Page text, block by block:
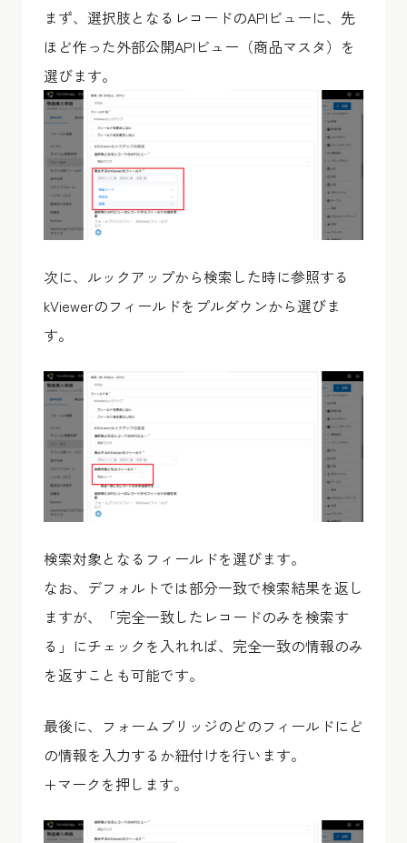
まず、選択肢となるレコードのAPIビューに、先
ほど作った外部公開APIビュー（商品マスタ）を
選びます。
次に、ルックアップから検索した時に参照する
kViewerのフィールドをプルダウンから選びま
す。
検索対象となるフィールドを選びます。
なお、デフォルトでは部分一致で検索結果を返し
ますが、「完全一致したレコードのみを検索す
る」にチェックを入れれば、完全一致の情報のみ
を返すことも可能です。
最後に、フォームブリッジのどのフィールドにど
の情報を入力するか紐付けを行います。
+マークを押します。